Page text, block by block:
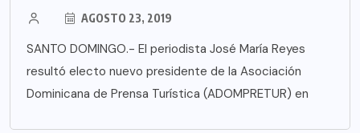
AGOSTO 23, 2019
SANTO DOMINGO.- El periodista José María Reyes
resultó electo nuevo presidente de la Asociación
Dominicana de Prensa Turística (ADOMPRETUR) en